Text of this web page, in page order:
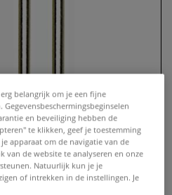
belangrijk om je een fijne
en beveiliging hebben de
te klikken, geef je toestemming
apparaat om de navigatie van de
van de website te analyseren en onze
Natuurlijk kun je je
of intrekken in de instellingen. Je